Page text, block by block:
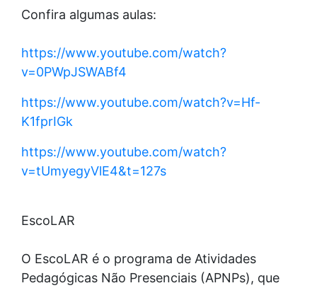
Confira algumas aulas:
https://www.youtube.com/watch?
v=0PWpJSWABf4
https://www.youtube.com/watch?v=Hf-
K1fprIGk
https://www.youtube.com/watch?
v=tUmyegyVlE4&t=127s
EscoLAR
O EscoLAR é o programa de Atividades
Pedagógicas Não Presenciais (APNPs), que